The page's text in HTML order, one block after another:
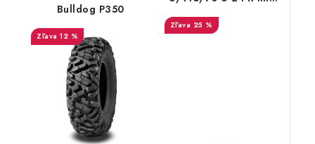
Bulldog P350
12 %
25 %